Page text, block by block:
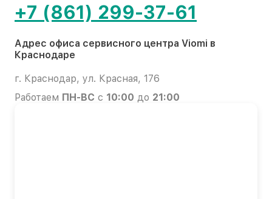
+7 (861) 299-37-61
Адрес офиса сервисного центра Viomi в
Краснодаре
г. Краснодар, ул. Красная, 176
Работаем ПН-ВС с 10:00 до 21:00